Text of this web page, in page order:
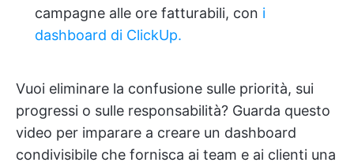
campagne alle ore fatturabili, con i
dashboard di ClickUp.
Vuoi eliminare la confusione sulle priorità, sui
progressi o sulle responsabilità? Guarda questo
video per imparare a creare un dashboard
condivisibile che fornisca ai team e ai clienti una